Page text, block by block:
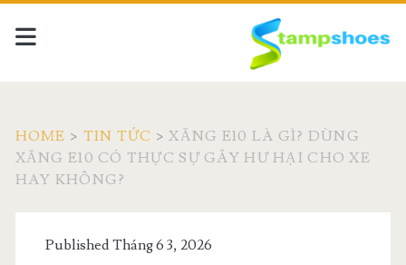
HOME > TIN TỨC >XĂNG E10 LÀ GÌ? DÙNG
XĂNG E10 CÓ THỰC SỰ GÂY HƯ HẠI CHO XE
HAY KHÔNG?
Published Tháng 6 3, 2026